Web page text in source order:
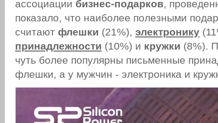
ассоциации бизнес-подарков,
показало, что наиболее полезными
считают флешки (21%), электронику
принадлежности (10%) и кружки (8%).
чуть более популярны письменные
флешки, а у мужчин - электроника и